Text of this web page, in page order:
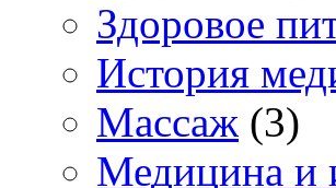
Здоровое
История
Массаж (3)
Медицина и